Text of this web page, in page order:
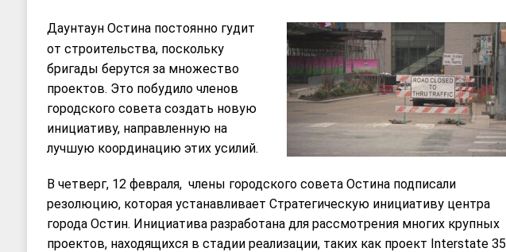
Даунтаун Остина постоянно гудит
от строительства, поскольку
бригады берутся за множество
проектов. Это побудило членов
городского совета создать новую
инициативу, направленную на
лучшую координацию этих усилий.
В четверг, 12 февраля, члены городского совета Остина подписали
резолюцию, которая устанавливает Стратегическую инициативу центра
города Остин. Инициатива разработана для рассмотрения многих крупных
проектов, находящихся в стадии реализации, таких как проект Interstate 35